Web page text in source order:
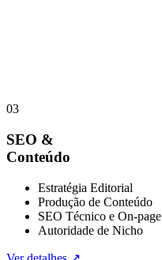
03
SEO &
Conteúdo
Estratégia Editorial
Produção de Conteúdo
SEO Técnico e On-page
Autoridade de Nicho